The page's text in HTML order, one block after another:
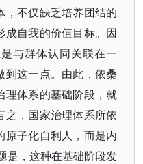
，不仅缺乏培养团结的
成自我的价值目标。因
与群体认同关联在一
到这一点。由此，依桑
理体系的基础阶段，就
之，国家治理体系所依
原子化自利人，而是内
，这种在基础阶段发